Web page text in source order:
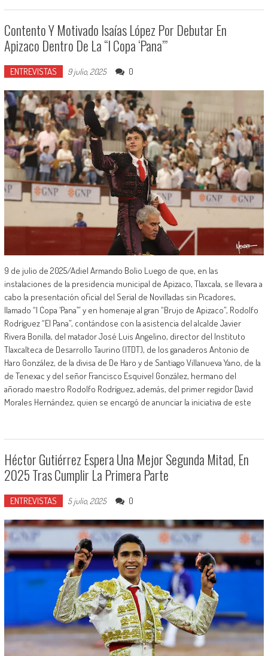
Contento Y Motivado Isaías López Por Debutar En
Apizaco Dentro De La “I Copa ‘Pana’”
ENTREVISTAS 9 julio, 2025 0
9 de julio de 2025/Adiel Armando Bolio Luego de que, en las
instalaciones de la presidencia municipal de Apizaco, Tlaxcala, se llevara a
cabo la presentación oficial del Serial de Novilladas sin Picadores,
llamado “I Copa ‘Pana’” y en homenaje al gran “Brujo de Apizaco”, Rodolfo
Rodríguez “El Pana”, contándose con la asistencia del alcalde Javier
Rivera Bonilla, del matador José Luis Angelino, director del Instituto
Tlaxcalteca de Desarrollo Taurino (ITDT), de los ganaderos Antonio de
Haro González, de la divisa de De Haro y de Santiago Villanueva Yano, de la
de Tenexac y del señor Francisco Esquivel González, hermano del
añorado maestro Rodolfo Rodríguez, además, del primer regidor David
Morales Hernández, quien se encargó de anunciar la iniciativa de este
Héctor Gutiérrez Espera Una Mejor Segunda Mitad, En
2025 Tras Cumplir La Primera Parte
ENTREVISTAS 5 julio, 2025 0